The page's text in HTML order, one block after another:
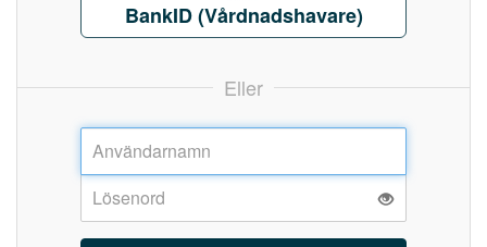
BankID (Vårdnadshavare)
Eller
Användarnamn:
Lösenord: